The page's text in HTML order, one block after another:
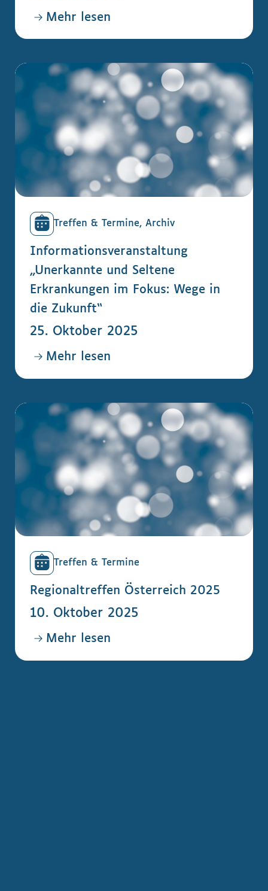
Mehr lesen
Treffen & Termine, Archiv
Informationsveranstaltung
„Unerkannte und Seltene
Erkrankungen im Fokus: Wege in
die Zukunft“
25. Oktober 2025
Mehr lesen
Treffen & Termine
Regionaltreffen Österreich 2025
10. Oktober 2025
Mehr lesen